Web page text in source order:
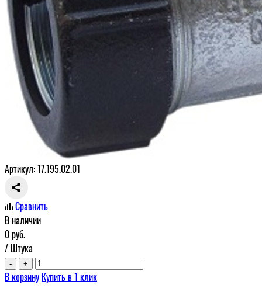
Артикул: 17.195.02.01
Сравнить
В наличии
0руб.
/ Штука
- +
В корзину Купить в 1 клик